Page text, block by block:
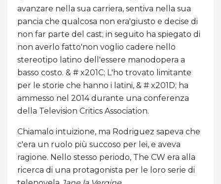
avanzare nella sua carriera, sentiva nella sua
pancia che qualcosa non era'giusto e decise di
non far parte del cast; in seguito ha spiegato di
non averlo fatto'non voglio cadere nello
stereotipo latino dell'essere manodopera a
basso costo. & # x201C; L'ho trovato limitante
per le storie che hanno i latini, & # x201D; ha
ammesso nel 2014 durante una conferenza
della Television Critics Association.
Chiamalo intuizione, ma Rodriguez sapeva che
c'era un ruolo più succoso per lei, e aveva
ragione. Nello stesso periodo, The CW era alla
ricerca di una protagonista per le loro serie di